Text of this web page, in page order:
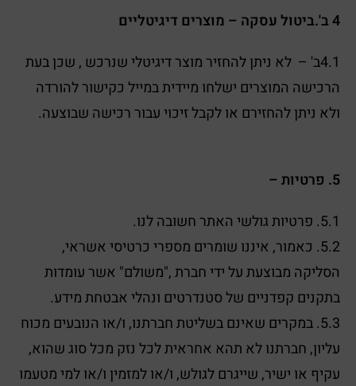
4 ב'.ביטול עסקה – מוצרים דיגיטליים
4.1ב' – לא ניתן להחזיר מוצר דיגיטלי שנרכש , שכן בעת
הרכישה המוצרים ישלחו מיידית במייל כקישור להורדה
ולא ניתן להחזירם או לקבל זיכוי עבור רכישה שבוצעה.
5. פרטיות –
5.1. פרטיות גולשי האתר חשובה לנו.
5.2. כאמור, איננו שומרים מספרי כרטיסי אשראי,
הסליקה מבוצעת על ידי חברת ,"משולם" אשר עומדות
בתקנים קפדניים של סטנדרטים ונהלי אבטחת מידע.
5.3. במקרים שאינם בשליטת חברתנו, ו/או הנובעים מכוח
עליון, חברתנו לא תהא אחראית לכל נזק מכל סוג שהוא,
עקיף או ישיר, שייגרם לגולש, ו/או למזמין ו/או למי מטעמו